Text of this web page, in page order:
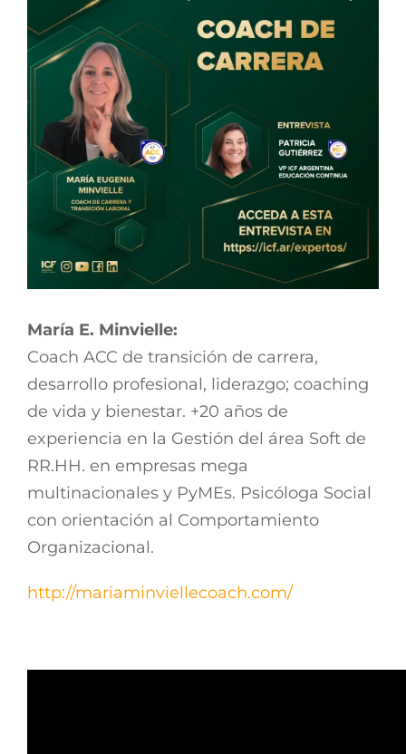
María E. Minvielle:
Coach ACC de transición de carrera,
desarrollo profesional, liderazgo; coaching
de vida y bienestar. +20 años de
experiencia en la Gestión del área Soft de
RR.HH. en empresas mega
multinacionales y PyMEs. Psicóloga Social
con orientación al Comportamiento
Organizacional.
http://mariaminviellecoach.com/